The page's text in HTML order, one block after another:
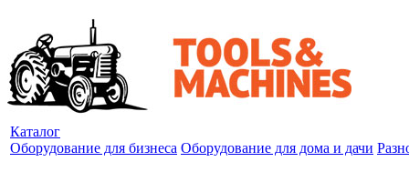
Каталог
Оборудование для бизнеса Оборудование для дома и дачи